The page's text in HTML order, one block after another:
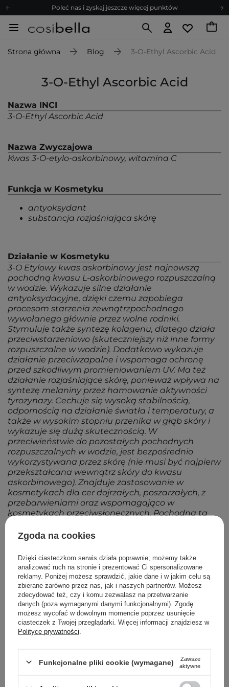
Poleć nas i zyskaj jeszcze więcej punktów
Zapisz się na newsletter pełen porad
Z nami to możliwe! Realizacja zamówienia do 24h.
Zapisz się na newsletter pełen porad
Strona główna Blog 3-O-Ethyl Ascorbic Acid
3-O-Ethyl Ascorbic Acid
Nazwa INCI
3-O-Ethyl Ascorbic Acid
Nazwa Zwyczajowa
Kwas 3-O-etylo-askorbinowy, witamina C
Funkcja w Kosmetyku
antyoksydant
substancja rozjaśniająca skórę
Działanie w Kosmetyku
3-O Etylowy kwas askorbinowy jest najnowszą
pochodną kwasu L-askorbinowego rozpuszczalną
w wodzie. Wykazuje silne działanie
antyoksydacyjne, dzięki czemu zapobiega
procesom starzenia zewnątrzpochodnego
wywołanego głównie przez wolne rodniki.
Stymuluje także syntezę kolagenu, dlatego działa
przeciwstarzeniowo (skuteczniejszy niż inne formy
rozpuszczalne w wodzie). Dodatkowo wykazuje
działanie przeciwzapalne i wspomaga ochronę
przed szkodliwym promieniowaniem UV. Ma też
działanie rozjaśniające skórę, ponieważ wpływa na
syntezę melaniny przez hamowanie aktywności
tyrozynazy. Cechuje się wysoką stabilnością,
odpornością na działanie światła i temperatury, a
także w wysokim stopniu przenika w głąb skóry i
wykazuje się dużą skutecznością. W
przeciwieństwie do pozostałych pochodnych
rozpuszczalnych w wodzie, jest bezpośrednio
wykorzystywana przez skórę (nie musi być najpierw
przekształcana wewnątrz skóry do kwasu
askorbinowego). Znajduje zastosowanie w
kosmetykach dla cer dojrzałych, poszarzałych, z
przebarwieniami oraz wspomagająco w
kosmetykach przeciwsłonecznych. Pochodna ta
powoduje podrażnienia skóry.
Właściwości Fizyczno-Chemiczne
ciało stałe – proszek
barwa biała
rozpuszczalna w wodzie
stabilna w pH 5.0 - 6.5
Powrót do Cosipedii
Zgoda na cookies
Dzięki ciasteczkom serwis działa poprawnie; możemy także
analizować ruch na stronie i prezentować Ci spersonalizowane
reklamy. Poniżej możesz sprawdzić, jakie dane i w jakim celu są
zbierane zarówno przez nas, jak i naszych partnerów. Możesz
zdecydować też, czy i komu zezwalasz na przetwarzanie
danych (poza wymaganymi danymi funkcjonalnymi). Zgodę
możesz wycofać w dowolnym momencie poprzez usunięcie
ciasteczek z Twojej przeglądarki. Więcej informacji znajdziesz w
Polityce prywatności
Funkcjonalne pliki cookie (wymagane)
Zawsze
aktywne